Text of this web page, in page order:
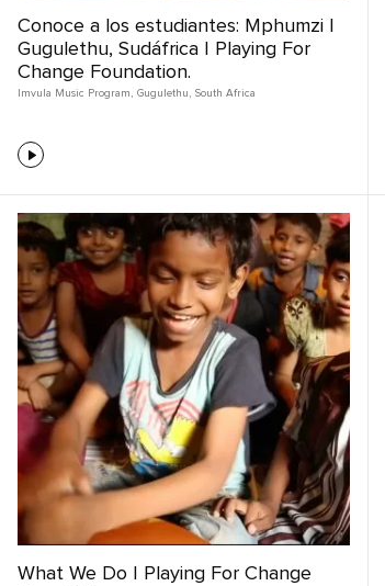
Conoce a los estudiantes: Mphumzi |
Gugulethu, Sudáfrica | Playing For
Change Foundation.
Imvula Music Program , Gugulethu , South Africa
What We Do | Playing For Change